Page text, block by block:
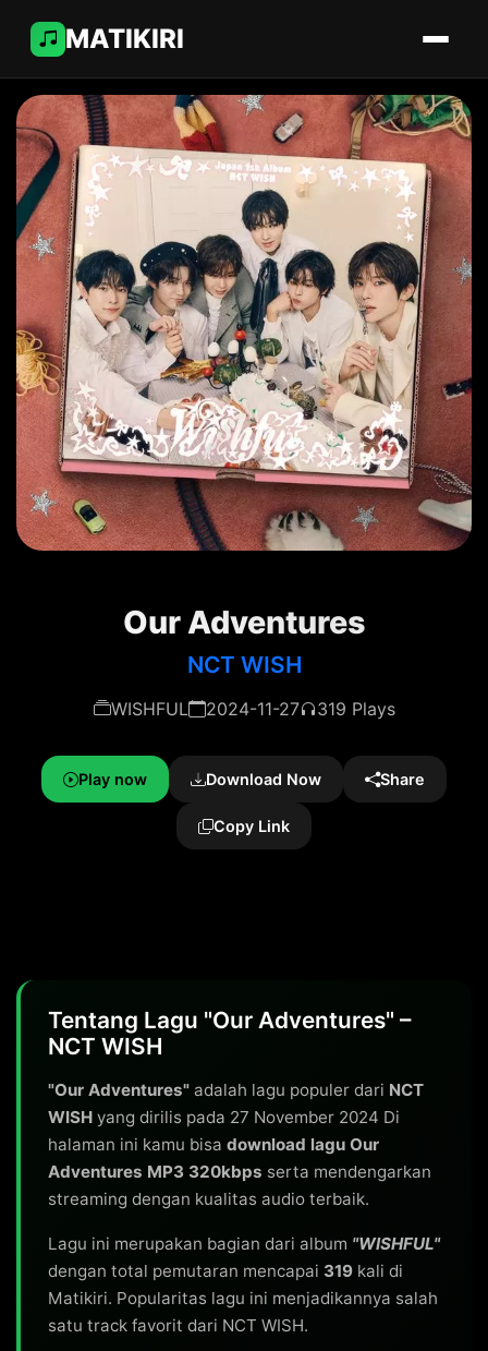
MATIKIRI
Our Adventures
NCT WISH
WISHFUL 2024-11-27 319 Plays
Play now Download Now Share
Copy Link
Tentang Lagu "Our Adventures" –
NCT WISH
"Our Adventures" adalah lagu populer dari NCT
WISH yang dirilis pada 27 November 2024 Di
halaman ini kamu bisa download lagu Our
Adventures MP3 320kbps serta mendengarkan
streaming dengan kualitas audio terbaik.
Lagu ini merupakan bagian dari album "WISHFUL"
dengan total pemutaran mencapai 319 kali di
Matikiri. Popularitas lagu ini menjadikannya salah
satu track favorit dari NCT WISH.